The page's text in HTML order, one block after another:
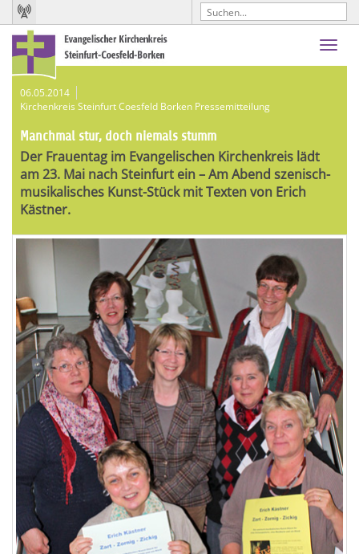
06.05.2014
Kirchenkreis Steinfurt Coesfeld Borken Pressemitteilung
Manchmal stur, doch niemals stumm
Der Frauentag im Evangelischen Kirchenkreis lädt
am 23. Mai nach Steinfurt ein – Am Abend szenisch-
musikalisches Kunst-Stück mit Texten von Erich
Kästner.